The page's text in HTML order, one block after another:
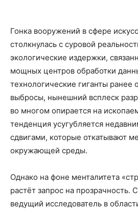
Гонка вооружений в сфере
столкнулась с суровой
экологические издержки,
мощных центров обработки
технологические гиганты ранее
выбросы, нынешний всплеск
во многом опирается на
тенденция усугубляется
сдвигами, которые откатывают
окружающей среды.
Однако на фоне менталитета
растёт запрос на прозрачность.
ведущий исследователь в